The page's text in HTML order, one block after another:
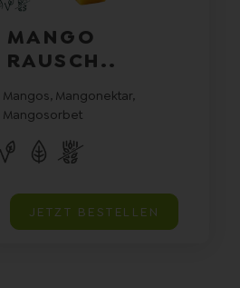
MANGO
RAUSCH..
Mangos, Mangonektar,
Mangosorbet
JETZT BESTELLEN